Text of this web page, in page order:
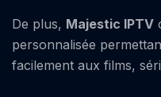
De plus, Majestic IPTV
personnalisée
facilement aux films,